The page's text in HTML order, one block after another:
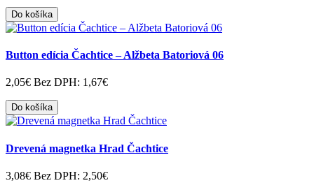
Do košíka
Button edícia Čachtice – Alžbeta Batoriová 06
2,05€ Bez DPH: 1,67€
Do košíka
Drevená magnetka Hrad Čachtice
3,08€ Bez DPH: 2,50€